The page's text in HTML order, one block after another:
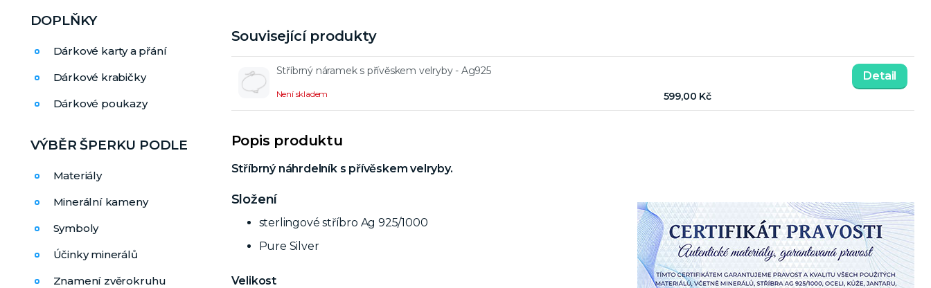
DOPLŇKY
Dárkové karty a přání
Dárkové krabičky
Dárkové poukazy
VÝBĚR ŠPERKU PODLE
Materiály
Minerální kameny
Symboly
Účinky minerálů
Znamení zvěrokruhu
Související produkty
Stříbrný náramek s přívěskem velryby - Ag925
599,00 Kč
Není skladem
Detail
Popis produktu
Stříbrný náhrdelník s přívěskem velryby.
Složení
sterlingové stříbro Ag 925/1000
Pure Silver
Velikost